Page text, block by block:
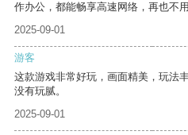
作办公，都能畅享高速网络，再也不
2025-09-01
游客
这款游戏非常好玩，画面精美，玩法
没有玩腻。
2025-09-01